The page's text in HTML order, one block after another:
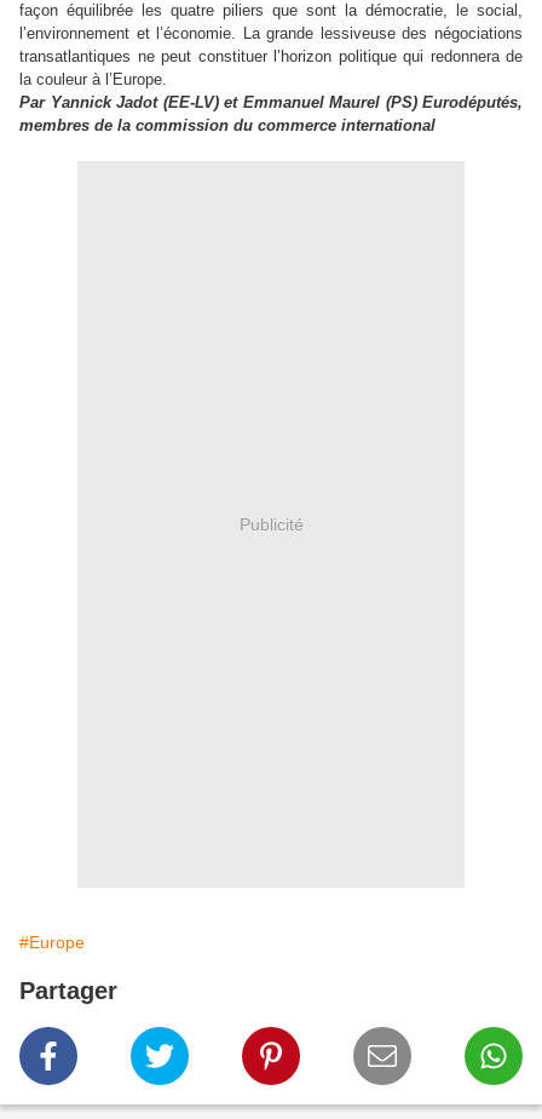
façon équilibrée les quatre piliers que sont la démocratie, le social,
l’environnement et l’économie. La grande lessiveuse des négociations
transatlantiques ne peut constituer l’horizon politique qui redonnera de
la couleur à l’Europe.
Par Yannick Jadot (EE-LV) et Emmanuel Maurel (PS) Eurodéputés,
membres de la commission du commerce international
Publicité
#Europe
Partager